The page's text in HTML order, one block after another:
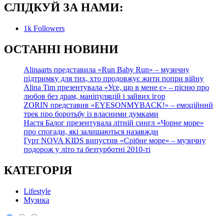
СЛІДКУЙ ЗА НАМИ:
1k Followers
ОСТАННІ НОВИНИ
Alinaarts представила «Run Baby Run» – музичну
підтримку для тих, хто продовжує жити попри війну
Alina Tim презентувала «Усе, що в мене є» – пісню про
любов без драм, маніпуляцій і зайвих ігор
ZORIN представив «EYESONMYBACK!» – емоційний
трек про боротьбу із власними думками
Настя Балог презентувала літній сингл «Чорне море»
про спогади, які залишаються назавжди
Гурт NOVA KIDS випустив «Срібне море» – музичну
подорож у літо та безтурботні 2010-ті
КАТЕГОРІЯ
Lifestyle
Музика